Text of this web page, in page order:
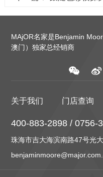
MAjOR名家是Benjamin
澳门）独家总经销商
关于我们 门店查询
400-883-2898 / 0756-
珠海市吉大海滨南路47号光